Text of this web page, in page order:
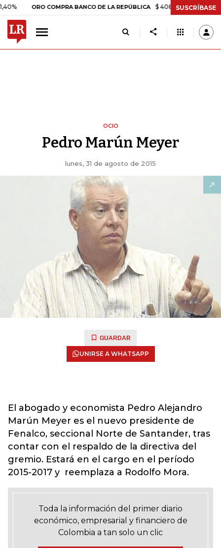
ORO COMPRA BANCO DE LA REPÚBLICA $ 408.498,97 +$ 8.753,81
SUSCRÍBASE
OCIO
Pedro Marún Meyer
lunes, 31 de agosto de 2015
GUARDAR
UNIRSE A WHATSAPP
El abogado y economista Pedro Alejandro
Marún Meyer es el nuevo presidente de
Fenalco, seccional Norte de Santander, tras
contar con el respaldo de la directiva del
gremio. Estará en el cargo en el período
2015-2017 y reemplaza a Rodolfo Mora.
Toda la información del primer diario
económico, empresarial y financiero de
Colombia a tan solo un clic